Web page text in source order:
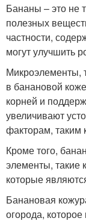
Бананы – это не
полезных
частности,
могут улучшить
Микроэлементы,
в банановой
корней и
увеличивают
факторам, таким
Кроме того,
элементы, такие
которые
Банановая
огорода,